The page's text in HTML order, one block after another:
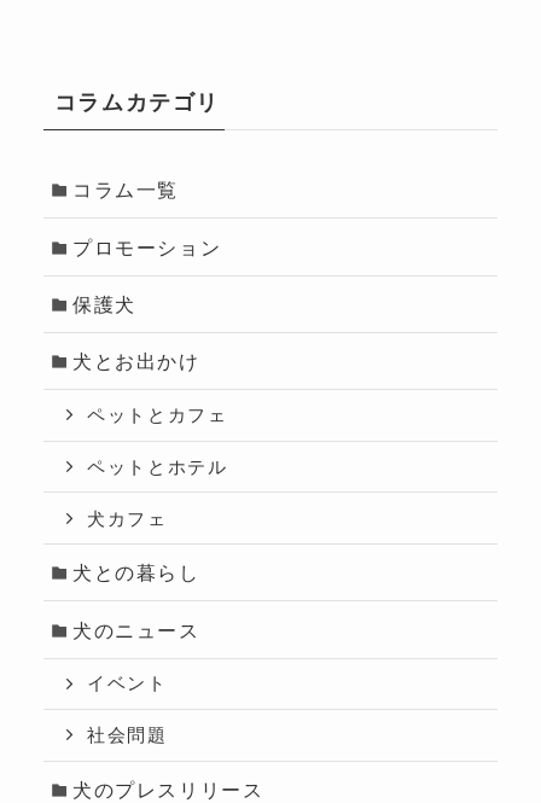
コラムカテゴリ
コラム一覧
プロモーション
保護犬
犬とお出かけ
ペットとカフェ
ペットとホテル
犬カフェ
犬との暮らし
犬のニュース
イベント
社会問題
犬のプレスリリース